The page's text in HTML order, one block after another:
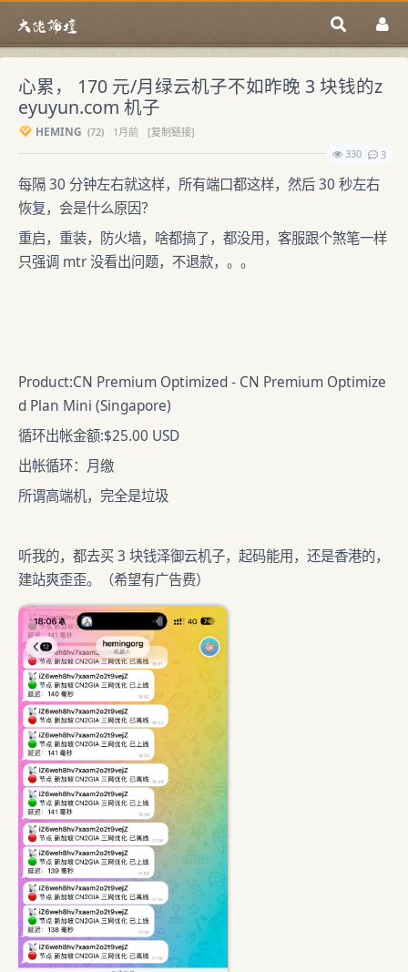
心累， 170 元/月绿云机子不如昨晚 3 块钱的z
eyuyun.com 机子
HEMING (72) 1月前
[复制链接]
330
3
每隔 30 分钟左右就这样，所有端口都这样，然后 30 秒左右
恢复，会是什么原因？
重启，重装，防火墙，啥都搞了，都没用，客服跟个煞笔一样
只强调 mtr 没看出问题，不退款，。。
Product:CN Premium Optimized - CN Premium Optimize
d Plan Mini (Singapore)
循环出帐金额:$25.00 USD
出帐循环：月缴
所谓高端机，完全是垃圾
听我的，都去买 3 块钱泽御云机子，起码能用，还是香港的，
建站爽歪歪。（希望有广告费）